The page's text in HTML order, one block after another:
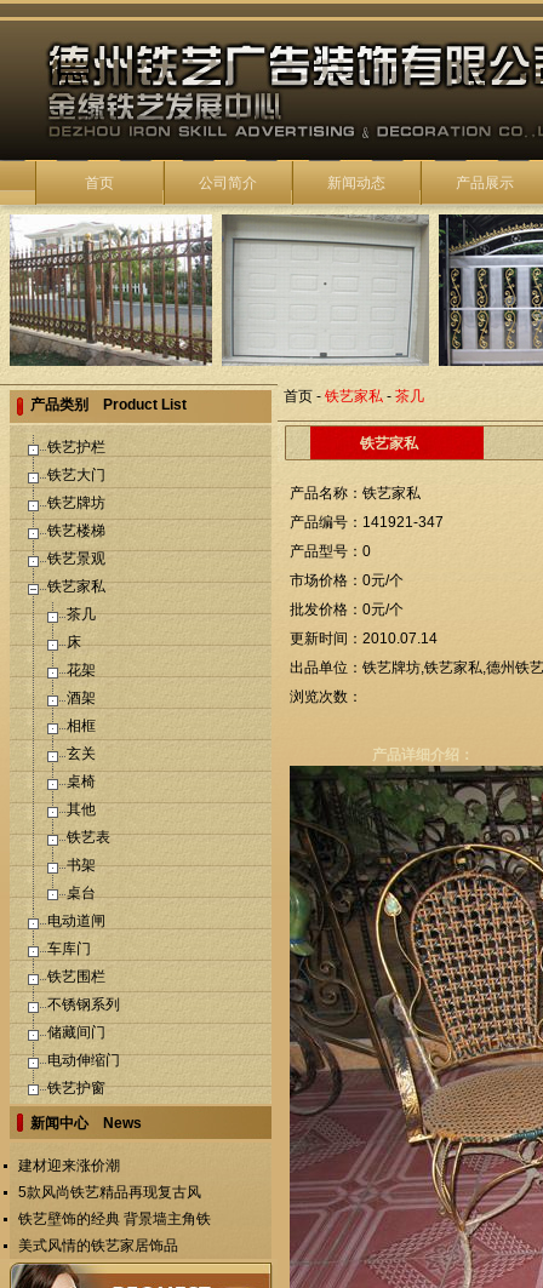
首页 公司简介 新闻动态 产品展示
首页 - 铁艺家私 - 茶几
铁艺家私
产品名称：铁艺家私
产品编号：141921-347
产品型号：0
市场价格：0元/个
批发价格：0元/个
更新时间：2010.07.14
出品单位：铁艺牌坊,铁艺家私,德州铁
浏览次数：
产品详细介绍：
产品类别 Product List
铁艺护栏
铁艺大门
铁艺牌坊
铁艺楼梯
铁艺景观
铁艺家私
茶几
床
花架
酒架
相框
玄关
桌椅
其他
铁艺表
书架
桌台
电动道闸
车库门
铁艺围栏
不锈钢系列
储藏间门
电动伸缩门
铁艺护窗
新闻中心 News
建材迎来涨价潮
5款风尚铁艺精品再现复古风
铁艺壁饰的经典 背景墙主角铁
美式风情的铁艺家居饰品